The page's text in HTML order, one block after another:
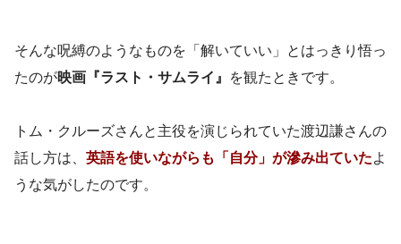
そんな呪縛のようなものを「解いていい」とはっきり悟っ
たのが映画『ラスト・サムライ』 を観たときです。
トム・クルーズさんと主役を演じられていた渡辺謙さんの
話し方は、 英語を使いながらも「自分」が滲み出ていたよ
うな気がしたのです。